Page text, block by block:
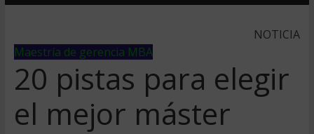
NOTICIA
Maestría de gerencia MBA
20 pistas para elegir
el mejor máster